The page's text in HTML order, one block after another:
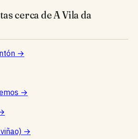
cerca de A Vila da
→
→
→